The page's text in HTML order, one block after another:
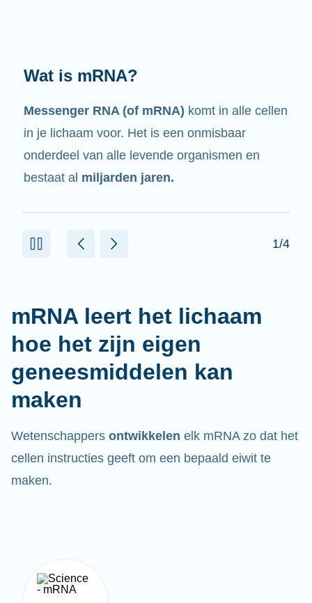
Wat doet het?
Zoals de naam al zegt, is mRNA een
boodschapper.Het heeft een wisselwerking
met andere celonderdelen die helpen om
eiwitten te maken.
2/4
mRNA leert het lichaam
hoe het zijn eigen
geneesmiddelen kan
maken
Wetenschappers ontwikkelen elk mRNA zo dat het
cellen instructies geeft om een bepaald eiwit te
maken.